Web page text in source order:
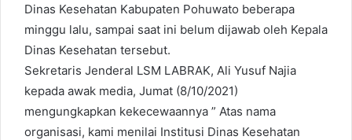
Dinas Kesehatan Kabupaten Pohuwato beberapa
minggu lalu, sampai saat ini belum dijawab oleh Kepala
Dinas Kesehatan tersebut.
Sekretaris Jenderal LSM LABRAK, Ali Yusuf Najia
kepada awak media, Jumat (8/10/2021)
mengungkapkan kekecewaannya ” Atas nama
organisasi, kami menilai Institusi Dinas Kesehatan